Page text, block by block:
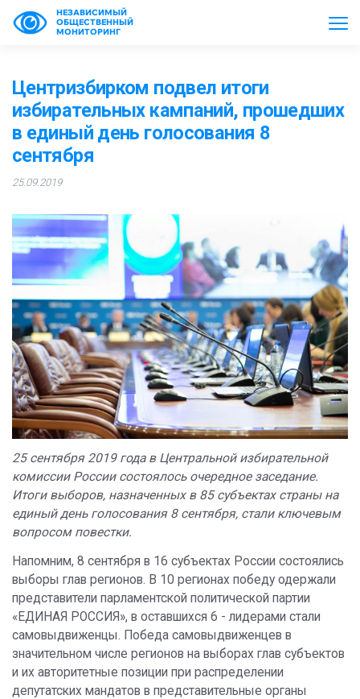
НЕЗАВИСИМЫЙ
ОБЩЕСТВЕННЫЙ
МОНИТОРИНГ
Центризбирком подвел итоги
избирательных кампаний, прошедших
в единый день голосования 8
сентября
25.09.2019
25 сентября 2019 года в Центральной избирательной
комиссии России состоялось очередное заседание.
Итоги выборов, назначенных в 85 субъектах страны на
единый день голосования 8 сентября, стали ключевым
вопросом повестки.
Напомним, 8 сентября в 16 субъектах России состоялись
выборы глав регионов. В 10 регионах победу одержали
представители парламентской политической партии
«ЕДИНАЯ РОССИЯ», в оставшихся 6 - лидерами стали
самовыдвиженцы. Победа самовыдвиженцев в
значительном числе регионов на выборах глав субъектов
и их авторитетные позиции при распределении
депутатских мандатов в представительные органы